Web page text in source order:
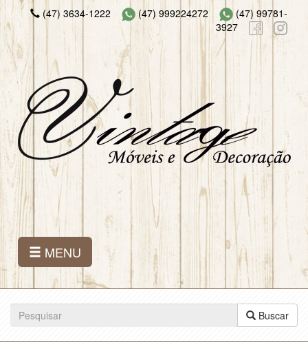
(47) 3634-1222 (47) 999224272
(47) 99781-
3927
MENU
Buscar